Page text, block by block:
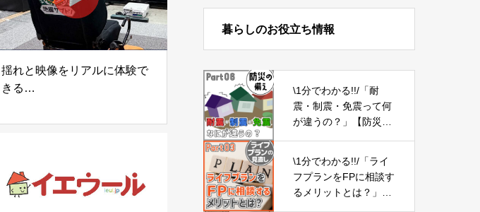
揺れと映像をリアルに体験で
きる
「地震ザブトン」
暮らしのお役立ち情報
\1分でわかる!!/「耐
震・制震・免震って何
が違うの？」【防災の
\1分でわかる!!/「ライ
フプランをFPに相談す
るメリットとは？」